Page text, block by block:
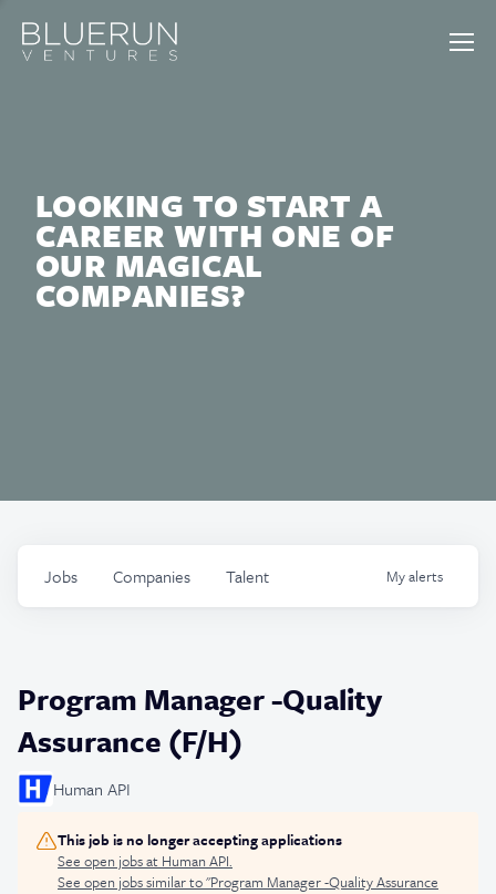
LOOKING TO START A
CAREER WITH ONE OF
OUR MAGICAL
COMPANIES?
Jobs Companies Talent Myalerts
Program Manager -Quality
Assurance (F/H)
Human API
This job is no longer accepting applications
See open jobs at Human API.
See open jobs similar to "Program Manager -Quality Assurance